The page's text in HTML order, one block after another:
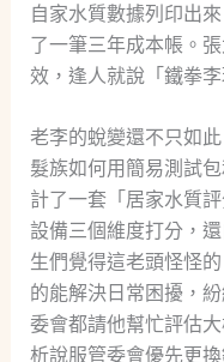
自家水質數據列印出
了一筆三年成本帳。
效，逢人就說「鐵拳
老李的蛻變還不只如
髮族如何用簡易測試
計了一套「居家水質
設備三個維度打分，
生們覺得這老頭怪怪
的能解決日常困擾，
委會都請他幫忙評估
析說服管委會優先更